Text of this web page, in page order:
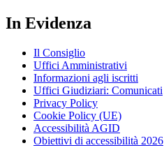
In Evidenza
Il Consiglio
Uffici Amministrativi
Informazioni agli iscritti
Uffici Giudiziari: Comunicati
Privacy Policy
Cookie Policy (UE)
Accessibilità AGID
Obiettivi di accessibilità 2026